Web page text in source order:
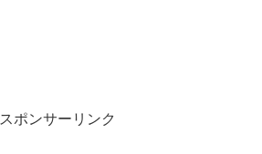
スポンサーリンク